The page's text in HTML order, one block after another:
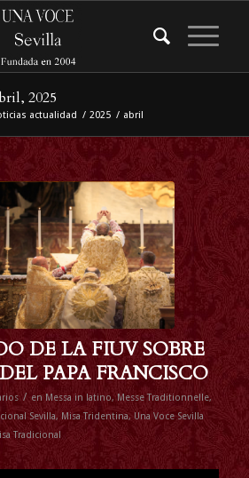
2025
actualidad / 2025 / abril
DE LA FIUV SOBRE
PAPA FRANCISCO
/ en Messa in latino,Messe Traditionnelle,
Sevilla, Misa Tridentina, Una Voce Sevilla
Tradicional